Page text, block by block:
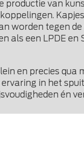
productie van
worden tegen
als een LPDE en
en precies
in het
én